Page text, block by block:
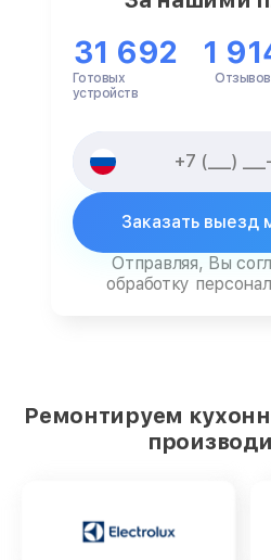
31 692
Готовых
устройств
1
Отзывов
Заказать выезд
Отправляя, Вы
обработку
Ремонтируем